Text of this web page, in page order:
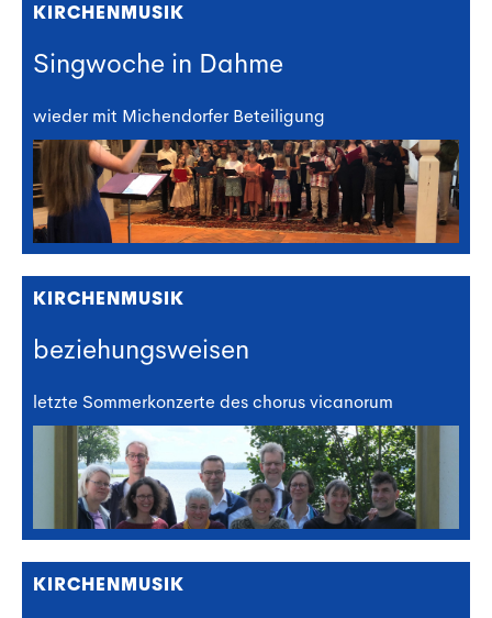
KIRCHENMUSIK
Singwoche in Dahme
wieder mit Michendorfer Beteiligung
KIRCHENMUSIK
beziehungsweisen
letzte Sommerkonzerte des chorus vicanorum
KIRCHENMUSIK